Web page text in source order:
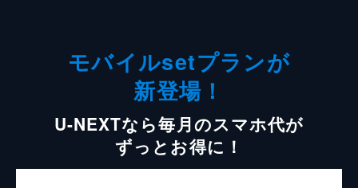
モバイルsetプランが
新登場！
U-NEXTなら毎月のスマホ代が
ずっとお得に！